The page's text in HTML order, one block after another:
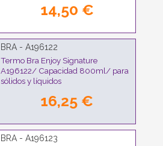
14,50 €
BRA - A196122
Termo Bra Enjoy Signature
A196122/ Capacidad 800ml/ para
sólidos y líquidos
16,25 €
BRA - A196123